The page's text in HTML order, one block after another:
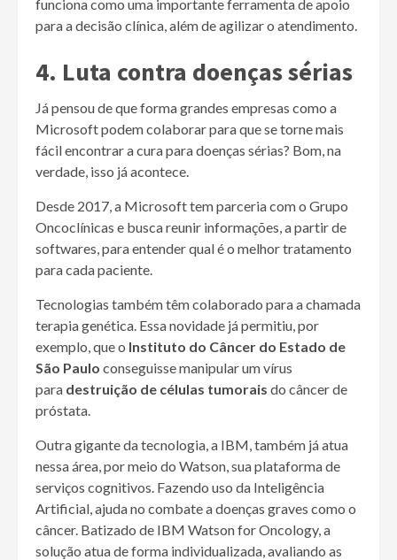
funciona como uma importante ferramenta de apoio
para a decisão clínica, além de agilizar o atendimento.
4. Luta contra doenças sérias
Já pensou de que forma grandes empresas como a
Microsoft podem colaborar para que se torne mais
fácil encontrar a cura para doenças sérias? Bom, na
verdade, isso já acontece.
Desde 2017, a Microsoft tem parceria com o Grupo
Oncoclínicas e busca reunir informações, a partir de
softwares, para entender qual é o melhor tratamento
para cada paciente.
Tecnologias também têm colaborado para a chamada
terapia genética. Essa novidade já permitiu, por
exemplo, que o Instituto do Câncer do Estado de
São Paulo conseguisse manipular um vírus
para destruição de células tumorais do câncer de
próstata.
Outra gigante da tecnologia, a IBM, também já atua
nessa área, por meio do Watson, sua plataforma de
serviços cognitivos. Fazendo uso da Inteligência
Artificial, ajuda no combate a doenças graves como o
câncer. Batizado de IBM Watson for Oncology, a
solução atua de forma individualizada, avaliando as